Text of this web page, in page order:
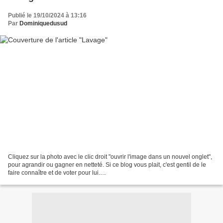
Publié le 19/10/2024 à 13:16
Par Dominiquedusud
Cliquez sur la photo avec le clic droit "ouvrir l'image dans un nouvel onglet",
pour agrandir ou gagner en netteté. Si ce blog vous plait, c'est gentil de le
faire connaître et de voter pour lui.